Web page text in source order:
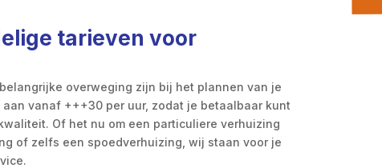
tarieven voor
overweging zijn bij het plannen van je
vanaf +++30 per uur, zodat je betaalbaar kunt
Of het nu om een particuliere verhuizing
of zelfs een spoedverhuizing, wij staan voor je